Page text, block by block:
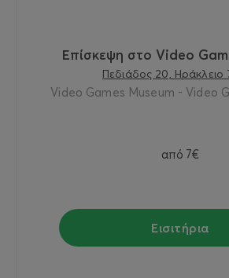
Επίσκεψη στο Video
Πεδιάδος 20, Ηράκλειο
Video Games Museum - Video
από 7€
Εισιτήρια